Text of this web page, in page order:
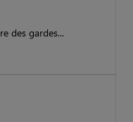
des gardes...